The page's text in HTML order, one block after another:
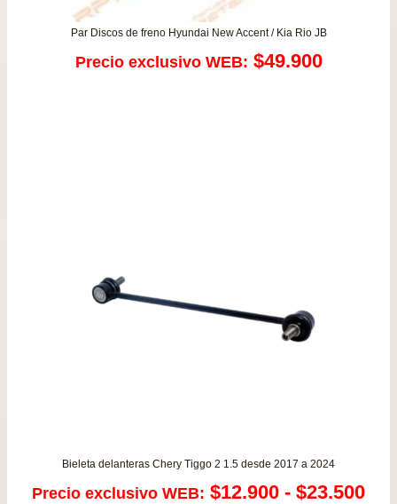
Par Discos de freno Hyundai New Accent / Kia Rio JB
Precio exclusivo WEB: $49.900
Bieleta delanteras Chery Tiggo 2 1.5 desde 2017 a 2024
Precio exclusivo WEB: $12.900 - $23.500